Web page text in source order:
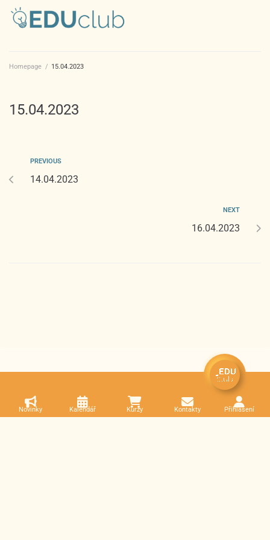
Homepage / 15.04.2023
15.04.2023
PREVIOUS
14.04.2023
NEXT
16.04.2023
Novinky Kalendář Kurzy Kontakty Přihlášení